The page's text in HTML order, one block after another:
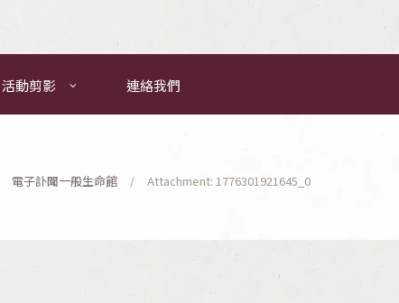
活動剪影 連絡我們
電子訃聞一般生命館 Attachment: 1776301921645_0